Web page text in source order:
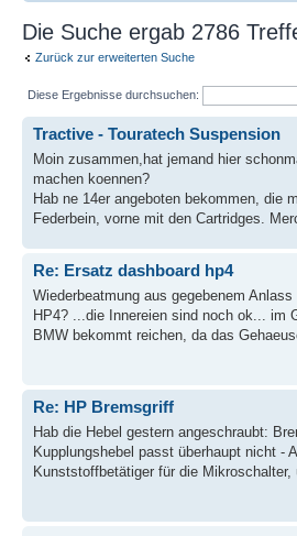
Die Suche ergab 2786
Zurück zur erweiterten Suche
Diese Ergebnisse durchsuchen:
Tractive - Touratech Suspension
Moin zusammen,hat jemand hier
machen koennen?
Hab ne 14er angeboten bekommen, die
Federbein, vorne mit den Cartridges.
Re: Ersatz dashboard hp4
Wiederbeatmung aus gegebenem
HP4? ...die Innereien sind noch ok... im
BMW bekommt reichen, da das
Re: HP Bremsgriff
Hab die Hebel gestern angeschraubt:
Kupplungshebel passt überhaupt nicht -
Kunststoffbetätiger für die Mikroschalter,